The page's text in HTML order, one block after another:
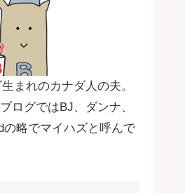
まれのカナダ人の夫。
ログではBJ、ダンナ、
の略でマイハズと呼んで